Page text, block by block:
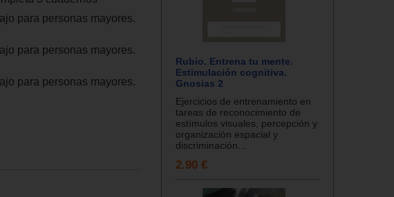
para personas mayores.
para personas mayores.
para personas mayores.
Rubio. Entrena tu mente.
Estimulación cognitiva.
Gnosias 2
Ejercicios de entrenamiento en
tareas de reconocimiento de
estímulos visuales, percepción y
organización espacial y
discriminación...
2.90 €